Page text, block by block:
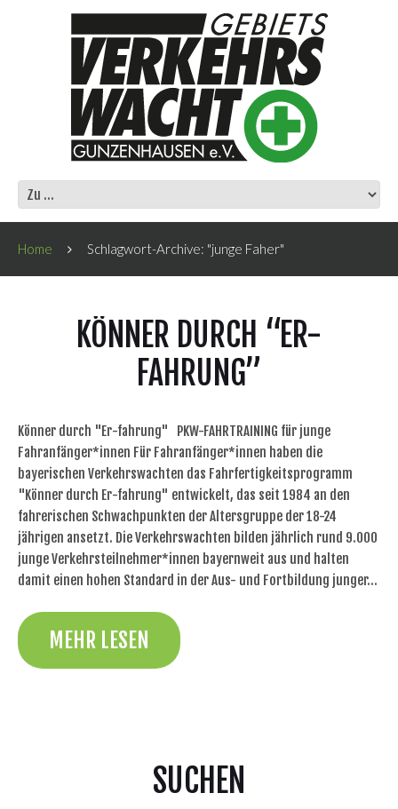
Home Schlagwort-Archive: "junge Faher"
KÖNNER DURCH “ER-
FAHRUNG”
Könner durch "Er-fahrung" PKW-FAHRTRAINING für junge
Fahranfänger*innen Für Fahranfänger*innen haben die
bayerischen Verkehrswachten das Fahrfertigkeitsprogramm
"Könner durch Er-fahrung" entwickelt, das seit 1984 an den
fahrerischen Schwachpunkten der Altersgruppe der 18-24
jährigen ansetzt. Die Verkehrswachten bilden jährlich rund 9.000
junge Verkehrsteilnehmer*innen bayernweit aus und halten
damit einen hohen Standard in der Aus- und Fortbildung junger…
MEHR LESEN
SUCHEN